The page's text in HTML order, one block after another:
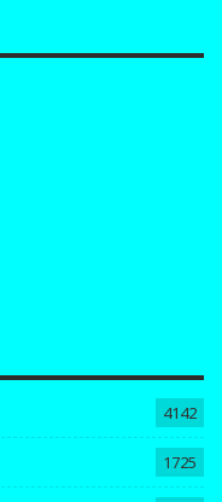
4142
1725